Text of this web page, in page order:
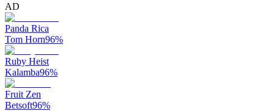
AD
Panda Rica
Tom Horn96%
Ruby Heist
Kalamba96%
Fruit Zen
Betsoft96%